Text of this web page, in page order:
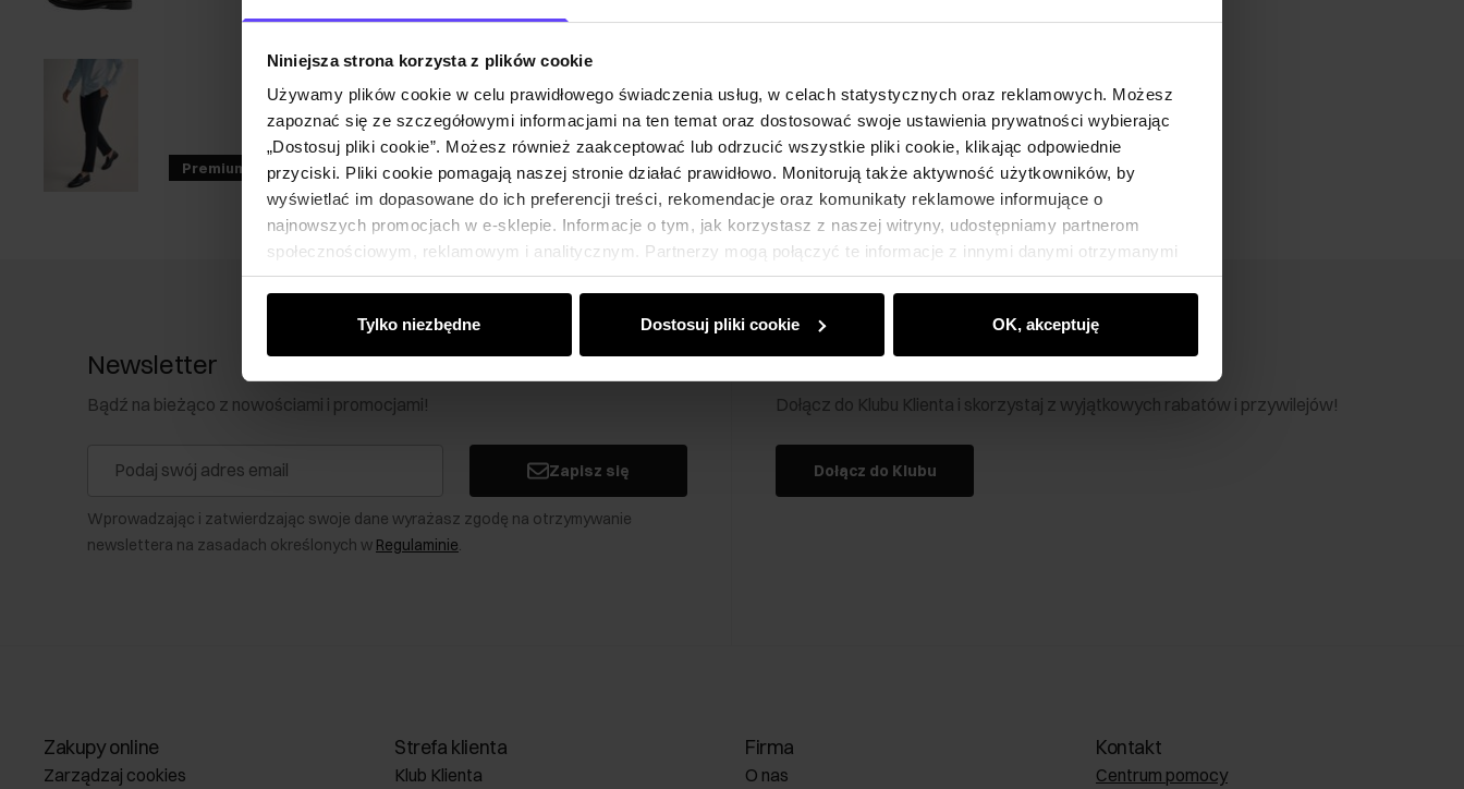
Niniejsza strona korzysta z plików cookie
Używamy plików cookie w celu prawidłowego świadczenia usług, w celach statystycznych oraz reklamowych. Możesz
zapoznać się ze szczegółowymi informacjami na ten temat oraz dostosować swoje ustawienia prywatności wybierając
„Dostosuj pliki cookie”. Możesz również zaakceptować lub odrzucić wszystkie pliki cookie, klikając odpowiednie
przyciski. Pliki cookie pomagają naszej stronie działać prawidłowo. Monitorują także aktywność użytkowników, by
wyświetlać im dopasowane do ich preferencji treści, rekomendacje oraz komunikaty reklamowe informujące o
najnowszych promocjach w e-sklepie. Informacje o tym, jak korzystasz z naszej witryny, udostępniamy partnerom
społecznościowym, reklamowym i analitycznym. Partnerzy mogą połączyć te informacje z innymi danymi otrzymanymi
od Ciebie lub uzyskanymi podczas korzystania z ich usług.
Tylko niezbędne Dostosuj pliki cookie OK, akceptuję
Premium NEW20
Newsletter
Bądź na bieżąco z nowościami i promocjami!
Zapisz się
Wprowadzając i zatwierdzając swoje dane wyrażasz zgodę na otrzymywanie
newslettera na zasadach określonych w Regulaminie.
Klub Klienta Ochnik
Dołącz do Klubu Klienta i skorzystaj z wyjątkowych rabatów i przywilejów!
Dołącz do Klubu
Zakupy online
Zarządzaj cookies
Strefa klienta
Klub Klienta
Firma
O nas
Kontakt
Centrum pomocy